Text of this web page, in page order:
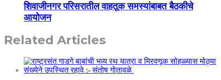
शिवाजीनगर परिसरातील वाहतूक समस्यांबाबत बैठकीचे
आयोजन
Related Articles